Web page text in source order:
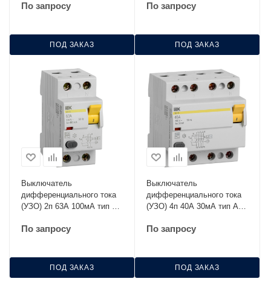
030
По запросу
ПОД ЗАКАЗ
030
По запросу
ПОД ЗАКАЗ
Выключатель
дифференциального тока
(УЗО) 2п 63А 100мА тип AC
100
По запросу
ПОД ЗАКАЗ
Выключатель
дифференциального тока
(УЗО) 4п 40А 30мА тип AC
030
По запросу
ПОД ЗАКАЗ